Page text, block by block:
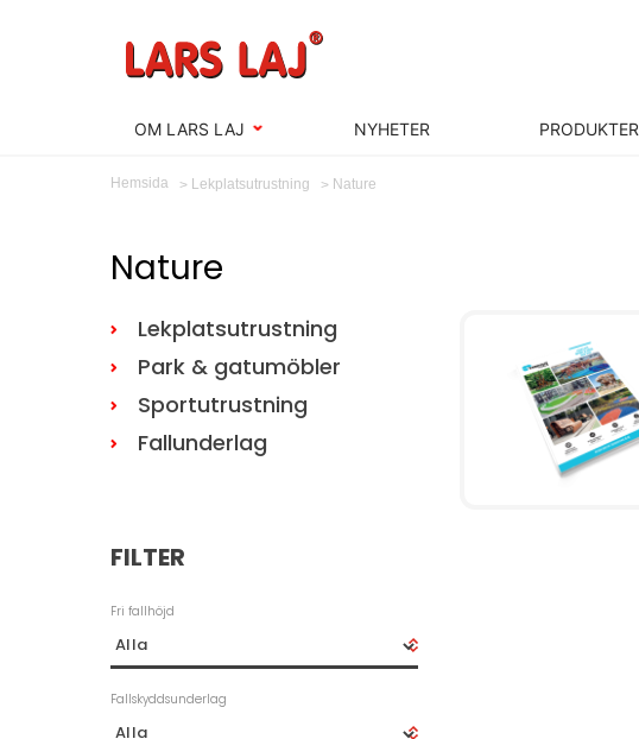
OM LARS LAJ NYHETER PRODUKTER
Hemsida Lekplatsutrustning Nature
Nature
Lekplatsutrustning
Park & gatumöbler
Sportutrustning
Fallunderlag
FILTER
Fri fallhöjd
Fallskyddsunderlag